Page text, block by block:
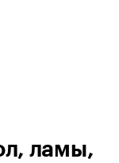
ламы,